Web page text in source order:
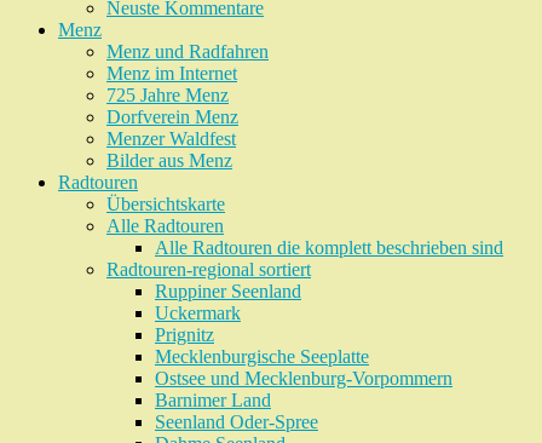
Neuste Kommentare
Menz
Menz und Radfahren
Menz im Internet
725 Jahre Menz
Dorfverein Menz
Menzer Waldfest
Bilder aus Menz
Radtouren
Übersichtskarte
Alle Radtouren
Alle Radtouren die komplett beschrieben sind
Radtouren-regional sortiert
Ruppiner Seenland
Uckermark
Prignitz
Mecklenburgische Seeplatte
Ostsee und Mecklenburg-Vorpommern
Barnimer Land
Seenland Oder-Spree